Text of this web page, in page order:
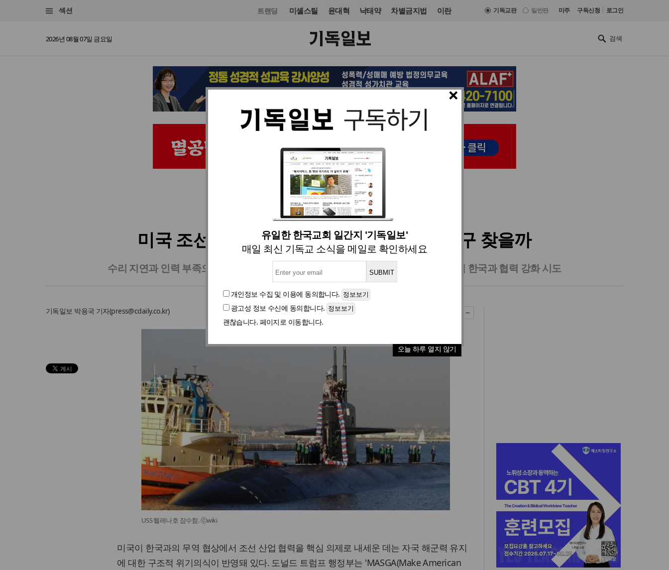
섹션 트랜딩 미셸스틸 윤대혁 낙태약 차별금지법 이란 기독교판 일반판 미주 구독신청 로그인
2026년 08월 07일 금요일
×
유일한 한국교회 일간지 '기독일보'
매일 최신 기독교 소식을 메일로 확인하세요
개인정보 수집 및 이용에 동의합니다.
광고성 정보 수신에 동의합니다.
괜찮습니다. 페이지로 이동합니다.
오늘 하루 열지 않기
국제 입력 2025. 08. 04 19:19
미국 조선 산업의 위기, 한미 협력으로 돌파구 찾을까
수리 지연과 인력 부족으로 드러난 해군 전력 공백… 트럼프 행정부, ‘마스가’ 내세우며 한국과 협력 강화 시도
기독일보 박용국 기자(press@cdaily.co.kr)
USS 헬레나호 잠수함. ⓒwiki
미국이 한국과의 무역 협상에서 조선 산업 협력을 핵심 의제로 내세운 데는 자국 해군력 유지
에 대한 구조적 위기의식이 반영돼 있다. 도널드 트럼프 행정부는 'MASGA(Make American
한기연 “전쟁을 부르는 정책을
중단하라”
정신건강 치료 인프라 부족…